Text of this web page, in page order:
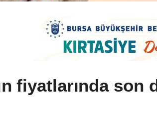
fiyatlarında son